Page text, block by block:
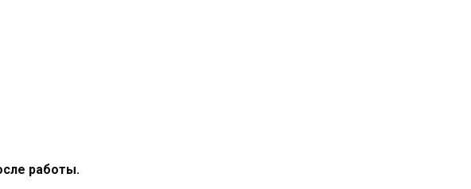
работы.